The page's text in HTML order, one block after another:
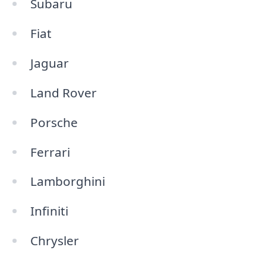
Subaru
Fiat
Jaguar
Land Rover
Porsche
Ferrari
Lamborghini
Infiniti
Chrysler